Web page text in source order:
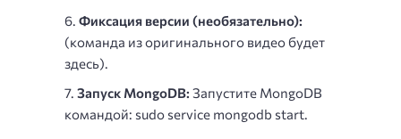
Фиксация версии (необязательно):
(команда из оригинального видео будет
здесь).
Запуск MongoDB: Запустите MongoDB
командой: sudo service mongodb start.